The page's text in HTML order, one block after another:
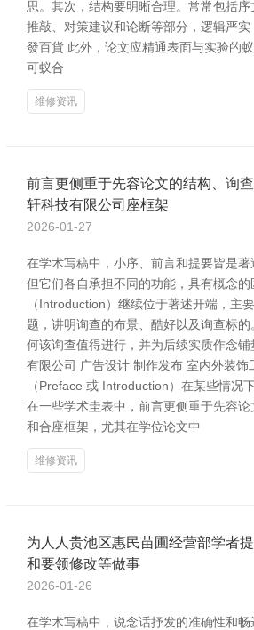
思。其次，结构要明晰合理。常常包括
推敲、对策建议和论断等部分，逻辑严
發百貨 此外，论文应精通表面与实验的
可蚁合
维修资讯
前言更侧重于先容论文的结构、询
轩科技有限公司座框架
2026-01-27
在学术写稿中，小序、前言和提要皆是著
但它们各自承担不同的功能，具有概念
（Introduction）继续位于著述开端，主
题，讲明询查的布景、酷好以及询查标
何该询查值得进行，并为后续实质作念
有限公司 广告设计 制作发布 室内外装饰
（Preface 或 Introduction）在某些情况
在一些学术圭表中，前言更侧重于先容
和合座框架，尤其在学位论文中
维修资讯
为人人贵池区惠民苗圃经营部学者
和要领修改等做事
2026-01-26
在学术写稿中，说念话抒发的准确性和